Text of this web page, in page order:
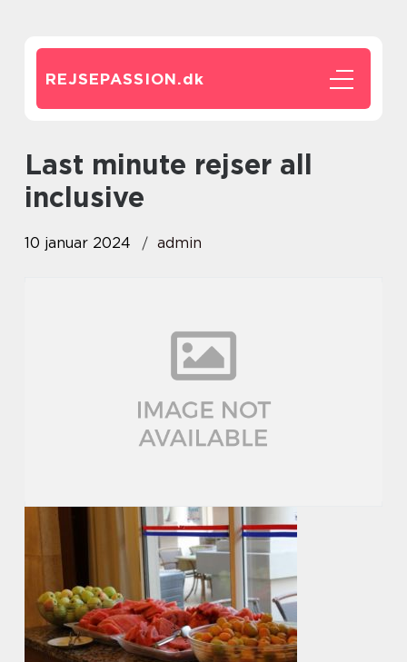
REJSEPASSION.dk
last minute rejser all
inclusive
10 januar 2024 admin